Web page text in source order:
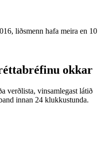
liðsmenn hafa meira en 10
okkar
verðlista, vinsamlegast látið
innan 24 klukkustunda.